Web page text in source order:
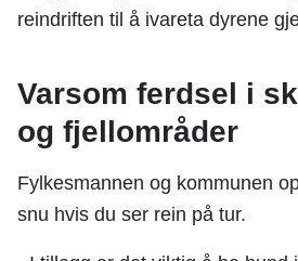
reindriften til å ivareta dyrene
Varsom ferdsel i
og fjellområder
Fylkesmannen og kommunen
snu hvis du ser rein på tur.